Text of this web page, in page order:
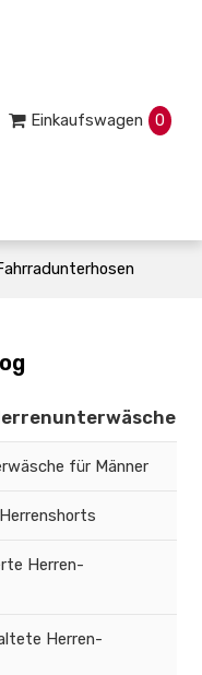
Einkaufswagen 0
für Männer
Herren-
Herren-